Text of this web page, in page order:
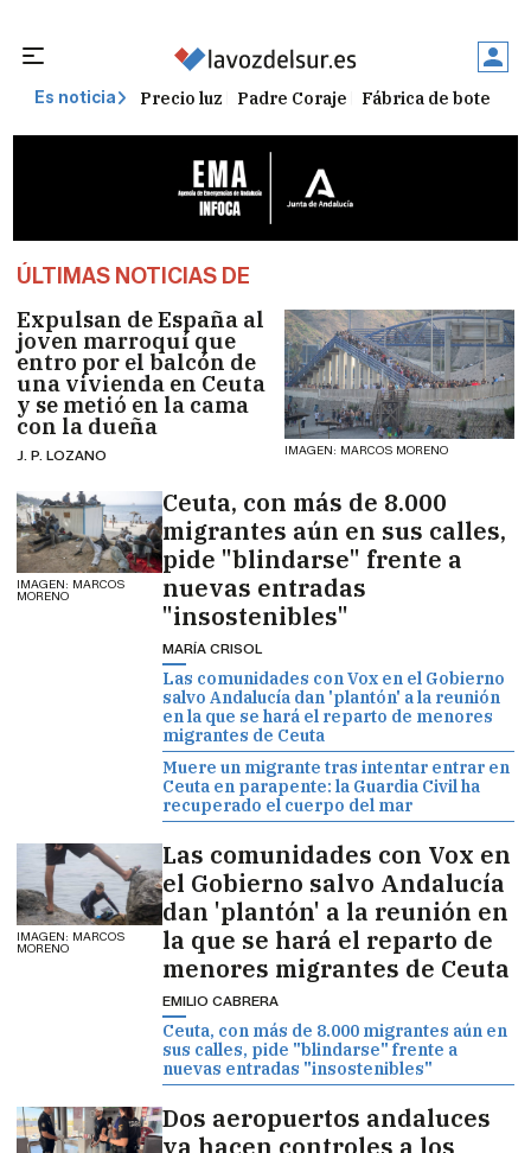
Es noticia Precio luz Padre Coraje Fábrica de botellas
ÚLTIMAS NOTICIAS DE
IMAGEN: MARCOS MORENO
Expulsan de España al
joven marroquí que
entro por el balcón de
una vivienda en Ceuta
y se metió en la cama
con la dueña
J. P. LOZANO
IMAGEN: MARCOS
MORENO
Ceuta, con más de 8.000
migrantes aún en sus calles,
pide "blindarse" frente a
nuevas entradas
"insostenibles"
MARÍA CRISOL
Las comunidades con Vox en el Gobierno
salvo Andalucía dan 'plantón' a la reunión
en la que se hará el reparto de menores
migrantes de Ceuta
Muere un migrante tras intentar entrar en
Ceuta en parapente: la Guardia Civil ha
recuperado el cuerpo del mar
IMAGEN: MARCOS
MORENO
Las comunidades con Vox en
el Gobierno salvo Andalucía
dan 'plantón' a la reunión en
la que se hará el reparto de
menores migrantes de Ceuta
EMILIO CABRERA
Ceuta, con más de 8.000 migrantes aún en
sus calles, pide "blindarse" frente a
nuevas entradas "insostenibles"
Dos aeropuertos andaluces